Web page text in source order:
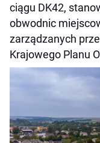
ciągu DK42,
obwodnic
zarządzanych
Krajowego Planu